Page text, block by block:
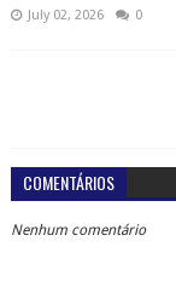
July 02, 2026 0
COMENTÁRIOS
Nenhum comentário